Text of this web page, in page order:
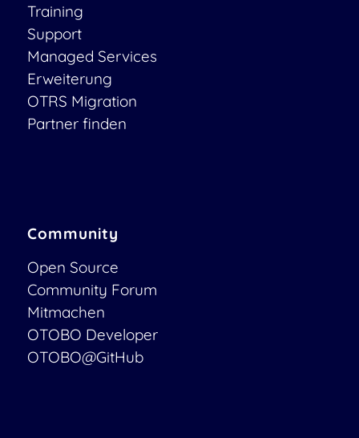
Training
Support
Managed Services
Erweiterung
OTRS Migration
Partner finden
Community
Open Source
Community Forum
Mitmachen
OTOBO Developer
OTOBO@GitHub